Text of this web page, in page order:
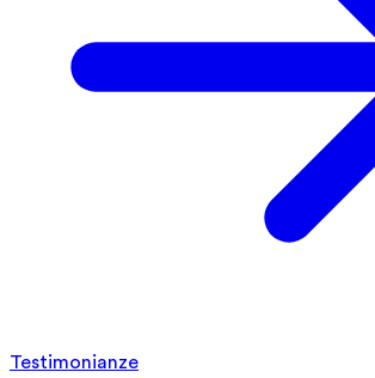
Testimonianze